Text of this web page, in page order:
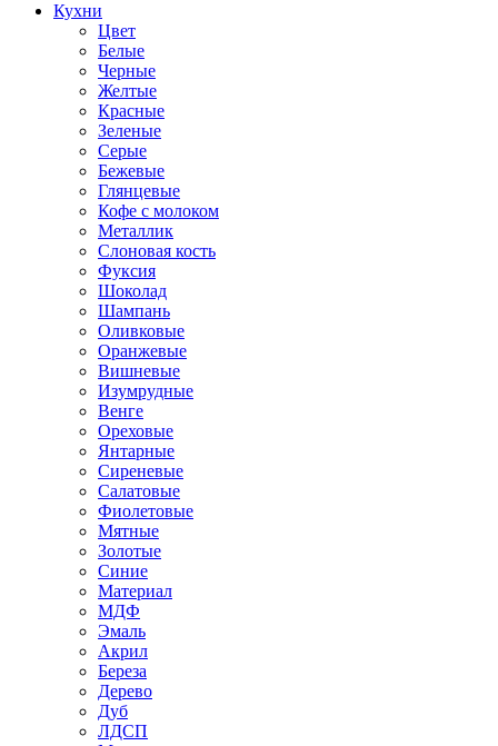
Кухни
Цвет
Белые
Черные
Желтые
Красные
Зеленые
Серые
Бежевые
Глянцевые
Кофе с молоком
Металлик
Слоновая кость
Фуксия
Шоколад
Шампань
Оливковые
Оранжевые
Вишневые
Изумрудные
Венге
Ореховые
Янтарные
Сиреневые
Салатовые
Фиолетовые
Мятные
Золотые
Синие
Материал
МДФ
Эмаль
Акрил
Береза
Дерево
Дуб
ЛДСП